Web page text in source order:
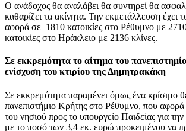
Ο ανάδοχος θα αναλάβει θα συντηρεί θα
καθαρίζει τα ακίνητα. Την εκμετάλλευση έχει
αφορά σε 1810 κατοικίες στο Ρέθυμνο με
κατοικίες στο Ηράκλειο με 2136 κλίνες.
Σε εκκρεμότητα το αίτημα του
ενίσχυση του κτιρίου της Δημητρακάκη
Σε εκκρεμότητα παραμένει όμως ένα κρίσιμο
πανεπιστήμιο Κρήτης στο Ρέθυμνο, που
του νησιού προς το υπουργείο Παιδείας για
με το ποσό των 3,4 εκ. ευρώ προκειμένου να